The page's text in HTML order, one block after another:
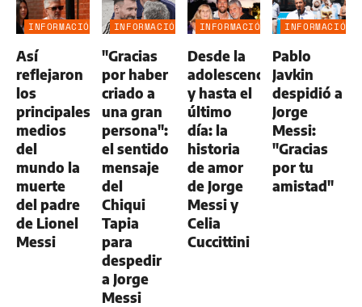
INFORMACIÓN
Así
reflejaron
los
principales
medios
del
mundo la
muerte
del padre
de Lionel
Messi
INFORMACIÓN
"Gracias
por haber
criado a
una gran
persona":
el sentido
mensaje
del
Chiqui
Tapia
para
despedir
a Jorge
Messi
INFORMACIÓN
Desde la
adolescencia
y hasta el
último
día: la
historia
de amor
de Jorge
Messi y
Celia
Cuccittini
INFORMACIÓN
Pablo
Javkin
despidió a
Jorge
Messi:
"Gracias
por tu
amistad"